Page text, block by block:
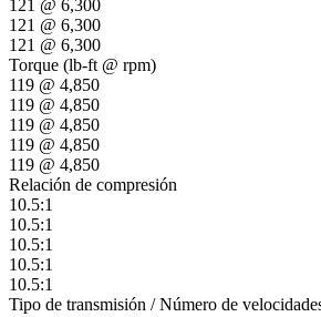
121 @ 6,300
121 @ 6,300
121 @ 6,300
Torque (lb-ft @ rpm)
119 @ 4,850
119 @ 4,850
119 @ 4,850
119 @ 4,850
119 @ 4,850
Relación de compresión
10.5:1
10.5:1
10.5:1
10.5:1
10.5:1
Tipo de transmisión / Número de